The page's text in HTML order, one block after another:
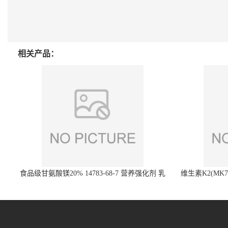
相关产品：
食品级甘氨酸镁20% 14783-68-7 营养强化剂 乳
维生素